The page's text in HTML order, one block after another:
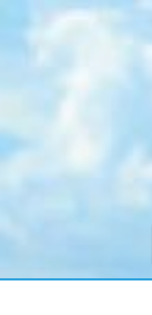
www.ünye.com